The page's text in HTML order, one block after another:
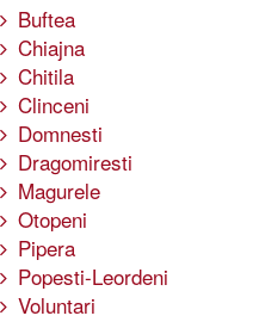
Buftea
Chiajna
Chitila
Clinceni
Domnesti
Dragomiresti
Magurele
Otopeni
Pipera
Popesti-Leordeni
Voluntari